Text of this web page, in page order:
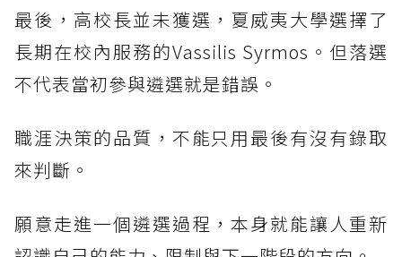
最後，高校長並未獲選，夏威夷大學選擇了
長期在校內服務的Vassilis Syrmos。但落選
不代表當初參與遴選就是錯誤。
職涯決策的品質，不能只用最後有沒有錄取
來判斷。
願意走進一個遴選過程，本身就能讓人重新